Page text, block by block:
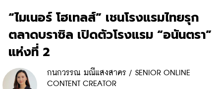
“ไมเนอร์ โฮเทลส์” เชนโรงแรมไทยรุก
ตลาดบราซิล เปิดตัวโรงแรม “อนันตรา”
แห่งที่ 2
กนกวรรณ มณีแสงสาคร / SENIOR ONLINE
CONTENT CREATOR